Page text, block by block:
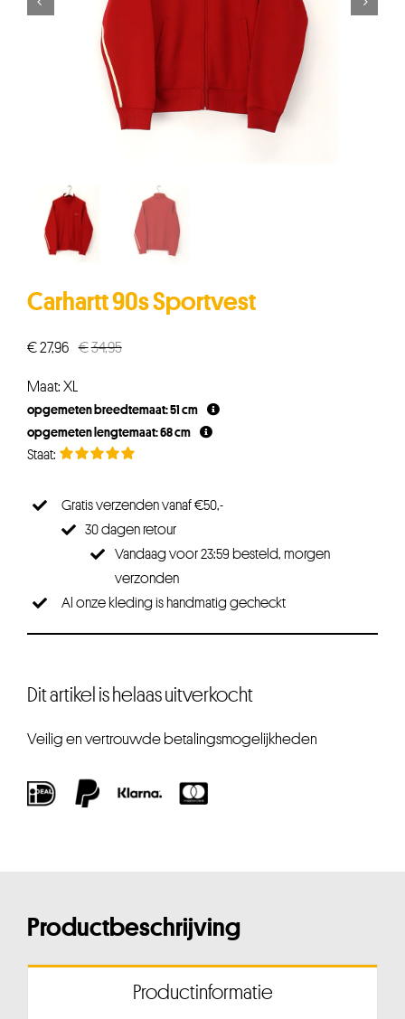
Carhartt 90s Sportvest
€34,95Oorspronkelijke
€34,95.
€27,96
Huidige
€27,96.
Maat: XL
opgemeten breedtemaat: 51 cm
opgemeten lengtemaat: 68 cm
Gratis verzenden vanaf €50,-
30 dagen retour
Vandaag voor 23:59 besteld, morgen
verzonden
Al onze kleding is handmatig gecheckt
Dit artikel is helaas uitverkocht
Veilig en vertrouwde betalingsmogelijkheden
Productbeschrijving
Productinformatie